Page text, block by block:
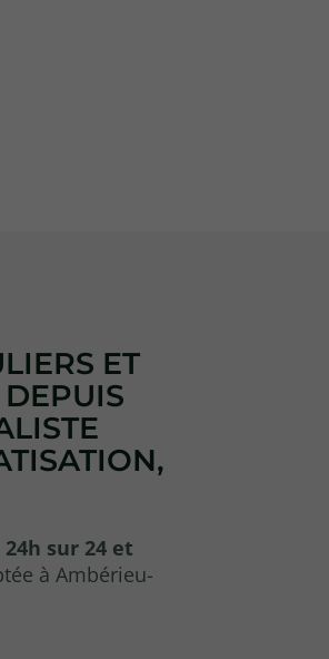
ET
sur 24 et
à Ambérieu-